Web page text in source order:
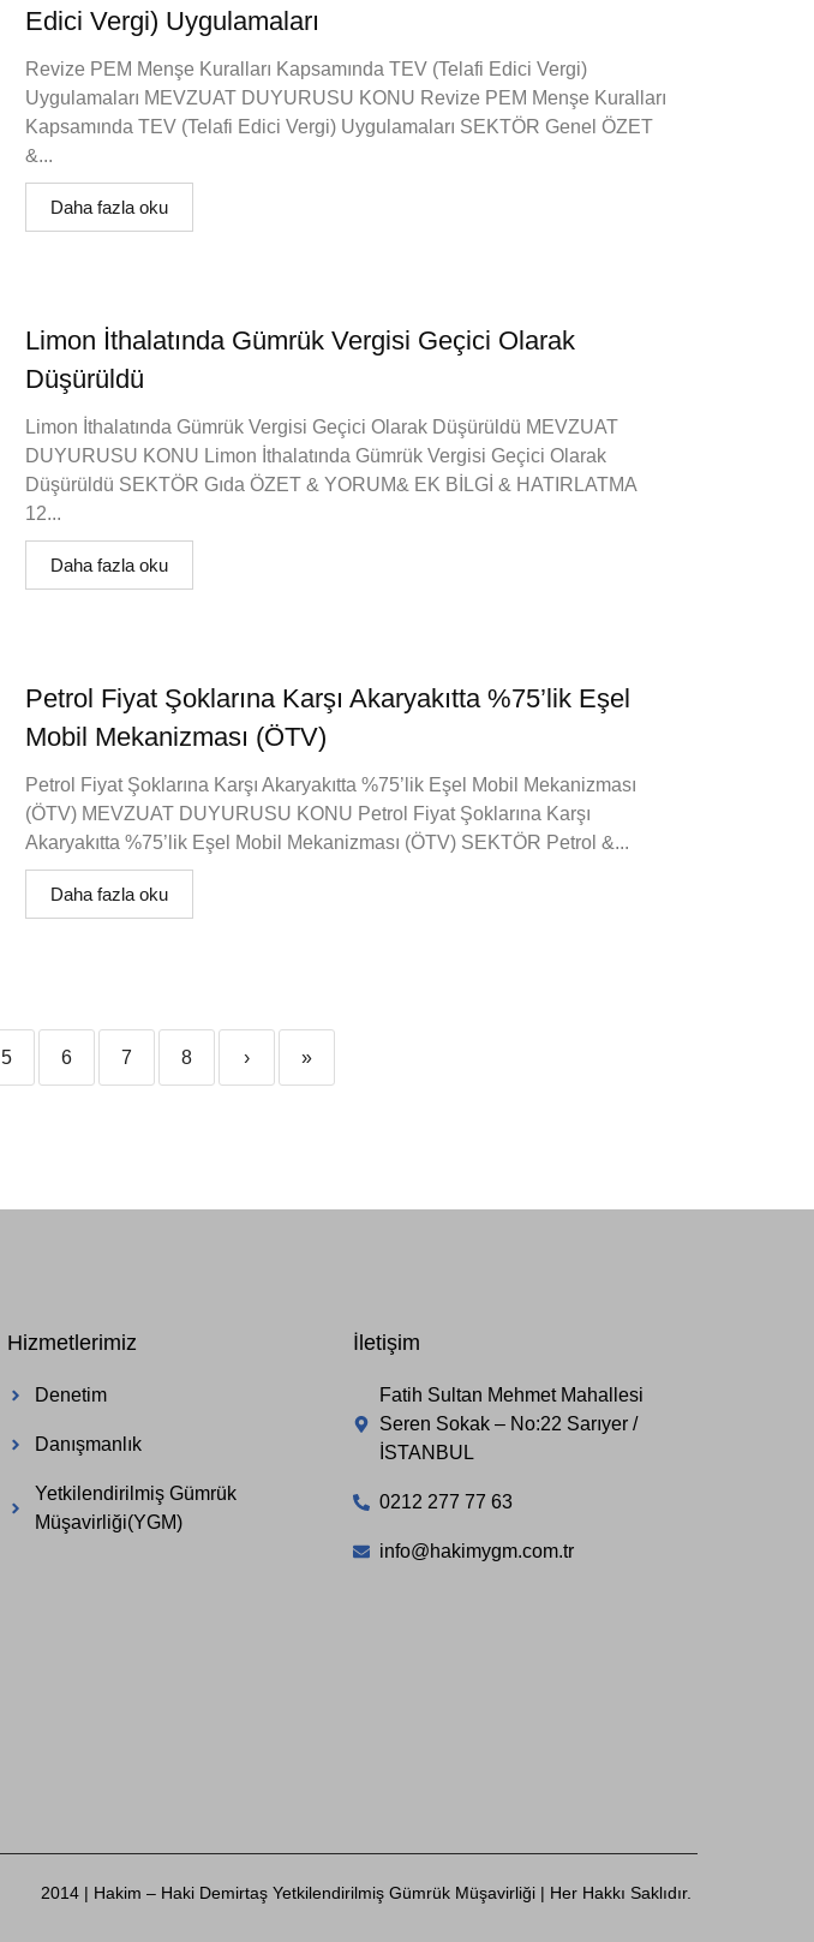
Edici Vergi) Uygulamaları
Revize PEM Menşe Kuralları Kapsamında TEV (Telafi Edici Vergi)
Uygulamaları MEVZUAT DUYURUSU KONU Revize PEM Menşe Kuralları
Kapsamında TEV (Telafi Edici Vergi) Uygulamaları SEKTÖR Genel ÖZET
&...
Daha fazla oku
Limon İthalatında Gümrük Vergisi Geçici Olarak
Düşürüldü
Limon İthalatında Gümrük Vergisi Geçici Olarak Düşürüldü MEVZUAT
DUYURUSU KONU Limon İthalatında Gümrük Vergisi Geçici Olarak
Düşürüldü SEKTÖR Gıda ÖZET & YORUM& EK BİLGİ & HATIRLATMA
12...
Daha fazla oku
Petrol Fiyat Şoklarına Karşı Akaryakıtta %75’lik Eşel
Mobil Mekanizması (ÖTV)
Petrol Fiyat Şoklarına Karşı Akaryakıtta %75’lik Eşel Mobil Mekanizması
(ÖTV) MEVZUAT DUYURUSU KONU Petrol Fiyat Şoklarına Karşı
Akaryakıtta %75’lik Eşel Mobil Mekanizması (ÖTV) SEKTÖR Petrol &...
Daha fazla oku
5 6 7 8 › »
Hizmetlerimiz
Denetim
Danışmanlık
Yetkilendirilmiş Gümrük
Müşavirliği(YGM)
İletişim
Fatih Sultan Mehmet Mahallesi
Seren Sokak – No:22 Sarıyer /
İSTANBUL
0212 277 77 63
info@hakimygm.com.tr
2014 | Hakim – Haki Demirtaş Yetkilendirilmiş Gümrük Müşavirliği | Her Hakkı Saklıdır.